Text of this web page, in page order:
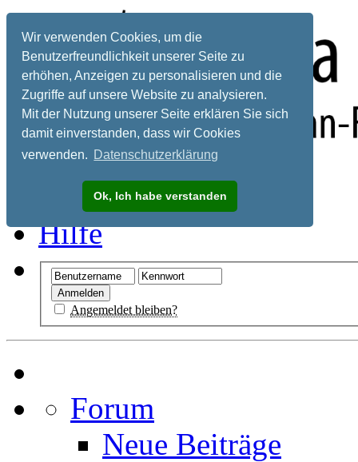
Wir verwenden Cookies, um die
Benutzerfreundlichkeit unserer Seite zu
erhöhen, Anzeigen zu personalisieren und die
Zugriffe auf unsere Website zu analysieren.
Mit der Nutzung unserer Seite erklären Sie sich
damit einverstanden, dass wir Cookies
verwenden. Datenschutzerklärung
Ok, Ich habe verstanden
Registrieren
Hilfe
Angemeldet bleiben?
Forum
Neue Beiträge